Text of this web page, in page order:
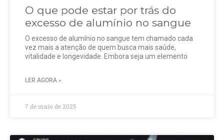
O que pode estar por trás do
excesso de alumínio no sangue
O excesso de alumínio no sangue tem chamado cada
vez mais a atenção de quem busca mais saúde,
vitalidade e longevidade. Embora seja um elemento
LER AGORA »
7 de maio de 2025